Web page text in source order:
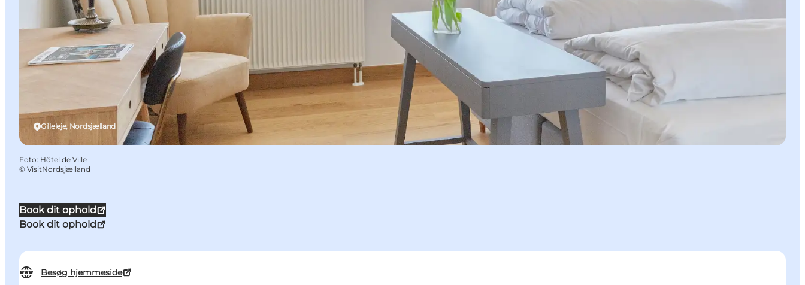
Book dit ophold
Book dit ophold
Besøg hjemmeside
Gilleleje, Nordsjælland
Foto: Hôtel de Ville
© VisitNordsjælland